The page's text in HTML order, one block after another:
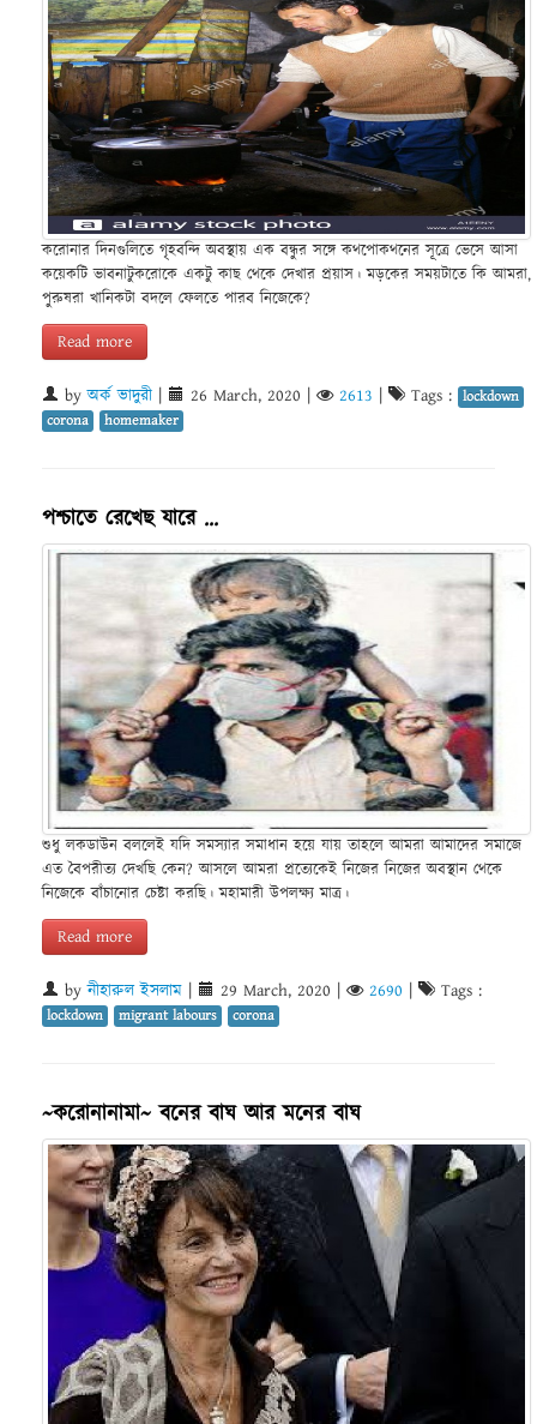
করোনার দিনগুলিতে গৃহবন্দি অবস্থায় এক বন্ধুর সঙ্গে কথপোকথনের সূত্রে ভেসে আসা
কয়েকটি ভাবনাটুকরোকে একটু কাছ থেকে দেখার প্রয়াস। মড়কের সময়টাতে কি আমরা,
পুরুষরা খানিকটা বদলে ফেলতে পারব নিজেকে?
Read more
byঅর্ক ভাদুরী 26 March, 2020 2613 Tags : lockdown
corona
homemaker
পশ্চাতে রেখেছ যারে ...
শুধু লকডাউন বললেই যদি সমস্যার সমাধান হয়ে যায় তাহলে আমরা আমাদের সমাজে
এত বৈপরীত্য দেখছি কেন? আসলে আমরা প্রত্যেকেই নিজের নিজের অবস্থান থেকে
নিজেকে বাঁচানোর চেষ্টা করছি। মহামারী উপলক্ষ্য মাত্র।
Read more
byনীহারুল ইসলাম 29 March, 2020 2690 Tags :
lockdown migrant labours corona
~করোনানামা~ বনের বাঘ আর মনের বাঘ